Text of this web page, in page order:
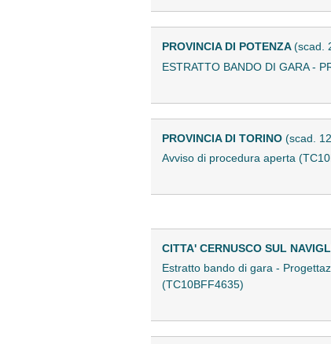
PROVINCIA DI POTENZA(scad.
ESTRATTO BANDO DI GARA -
PROVINCIA DI TORINO (scad.
Avviso di procedura aperta
CITTA' CERNUSCO SUL
Estratto bando di gara -
(TC10BFF4635)